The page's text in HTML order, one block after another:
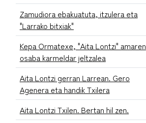
Zamudiora ebakuatuta, itzulera eta
"Larrako bitxiak"
Kepa Ormatexe, "Aita Lontzi" amaren
osaba karmeldar jeltzalea
Aita Lontzi gerran Larrean. Gero
Agenera eta handik Txilera
Aita Lontzi Txilen. Bertan hil zen.